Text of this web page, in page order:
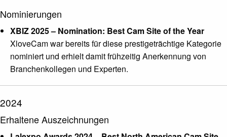
Nominierungen
XBIZ 2025 – Nomination: Best Cam Site of the Year
XloveCam war bereits für diese prestigeträchtige Kategorie
nominiert und erhielt damit frühzeitig Anerkennung von
Branchenkollegen und Experten.
2024
Erhaltene Auszeichnungen